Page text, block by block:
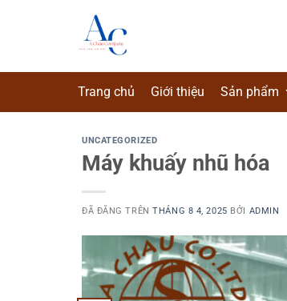
dung
Trang chủ Giới thiệu Sản phẩm
UNCATEGORIZED
Máy khuấy nhũ hóa
ĐÃ ĐĂNG TRÊNTHÁNG 8 4, 2025 BỞI ADMIN